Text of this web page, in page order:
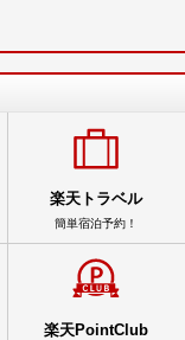
楽天トラベル
簡単宿泊予約！
楽天PointClub